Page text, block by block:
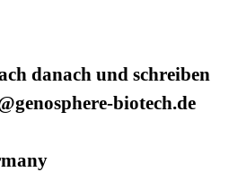
danach und schreiben
biotech.de